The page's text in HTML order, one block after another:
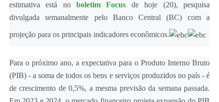
estimativa está noboletim Focus de hoje (20), pesquisa
divulgada semanalmente pelo Banco Central (BC) com a
projeção para os principais indicadores econômicos.
Para o próximo ano, a expectativa para o Produto Interno Bruto
(PIB) - a soma de todos os bens e serviços produzidos no país - é
de crescimento de 0,5%, a mesma previsão da semana passada.